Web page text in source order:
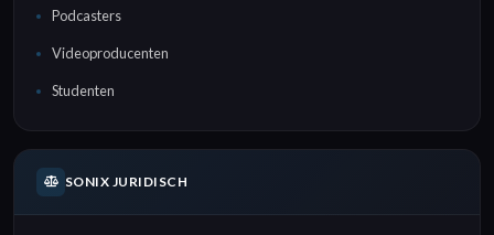
Podcasters
Videoproducenten
Studenten
SONIX JURIDISCH